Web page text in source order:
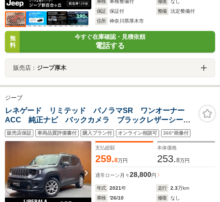
車検
車検整備付 修復
なし
保証
保証付 整備
法定整備付
住所
神奈川県厚木市
無
料
今すぐ在庫確認・見積依頼
電話する
販売店： ジープ厚木
ジープ
レネゲード リミテッド パノラマSR ワンオーナー
ACC 純正ナビ バックカメラ ブラックレザーシー
ト シートヒーター パワーシート LEDヘッドライ
ト オートライト レーンキープアシスト 純正17イン
販売店保証 車両品質評価書付 購入プラン付 オンライン相談可 360°画像付
支払総額
259.8万円
本体価格
253.8万円
通常ローン 月々28,800円
年式 2021年 走行 2.3万km
車検
'26/10 修復
なし